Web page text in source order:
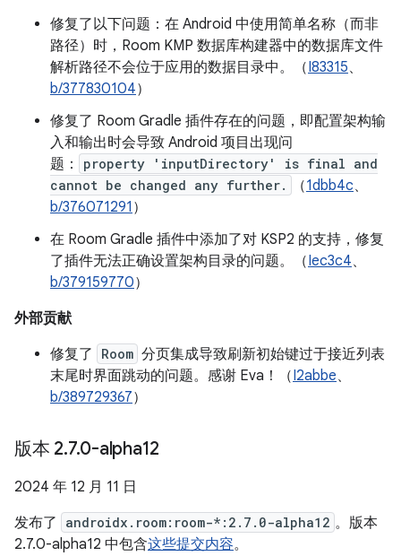
修复了以下问题：在 Android 中使用简单名称（而非
路径）时，Room KMP 数据库构建器中的数据库文件
解析路径不会位于应用的数据目录中。（I83315、
b/377830104）
修复了 Room Gradle 插件存在的问题，即配置架构输
入和输出时会导致 Android 项目出现问
题：
property 'inputDirectory' is final and
cannot be changed any further.
（1dbb4c、
b/376071291 ）
在 Room Gradle 插件中添加了对 KSP2 的支持，修复
了插件无法正确设置架构目录的问题。（Iec3c4、
b/379159770）
外部贡献
修复了
Room 分页集成导致刷新初始键过于接近列表
末尾时界面跳动的问题。感谢 Eva！（I2abbe、
b/389729367）
版本 2.7.0-alpha12
2024 年 12 月 11 日
发布了
androidx.room:room-*:2.7.0-alpha12 。版本
2.7.0-alpha12 中包含这些提交内容。